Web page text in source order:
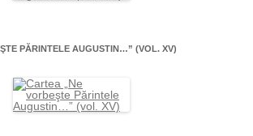
PĂRINTELE AUGUSTIN…” (VOL. XV)